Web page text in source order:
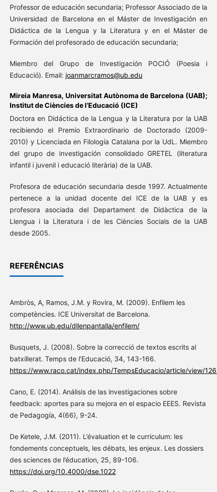
Professor de educación secundaria; Professor Associado de la
Universidad de Barcelona en el Máster de Investigación en
Didáctica de la Lengua y la Literatura y en el Máster de
Formación del profesorado de educación secundaria;
Miembro del Grupo de Investigación POCIÓ (Poesia i
Educació). Email: joanmarcramos@ub.edu
Mireia Manresa, Universitat Autònoma de Barcelona (UAB);
Institut de Ciències de l’Educació (ICE)
Doctora en Didáctica de la Lengua y la Literatura por la UAB
recibiendo el Premio Extraordinario de Doctorado (2009-
2010) y Licenciada en Filología Catalana por la UdL. Miembro
del grupo de investigación consolidado GRETEL (literatura
infantil i juvenil i educació literària) de la UAB.
Profesora de educación secundaria desde 1997. Actualmente
pertenece a la unidad docente del ICE de la UAB y es
profesora asociada del Departament de Didàctica de la
Llengua i la Literatura i de les Ciències Socials de la UAB
desde 2005.
REFERÊNCIAS
Ambròs, A, Ramos, J.M. y Rovira, M. (2009). Enfilem les
competències. ICE Universitat de Barcelona.
http://www.ub.edu/dllenpantalla/enfilem/
Busquets, J. (2008). Sobre la correcció de textos escrits al
batxillerat. Temps de l’Educació, 34, 143-166.
https://www.raco.cat/index.php/TempsEducacio/article/view/
Cano, E. (2014). Análisis de las investigaciones sobre
feedback: aportes para su mejora en el espacio EEES. Revista
de Pedagogía, 4(66), 9-24.
De Ketele, J.M. (2011). L’évaluation et le curriculum: les
fondements conceptuels, les débats, les enjeux. Les dossiers
des sciences de l’éducation, 25, 89-106.
https://doi.org/10.4000/dse.1022